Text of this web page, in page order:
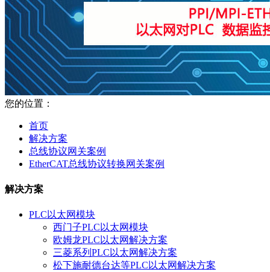
您的位置：
首页
解决方案
总线协议网关案例
EtherCAT总线协议转换网关案例
解决方案
PLC以太网模块
西门子PLC以太网模块
欧姆龙PLC以太网解决方案
三菱系列PLC以太网解决方案
松下施耐德台达等PLC以太网解决方案